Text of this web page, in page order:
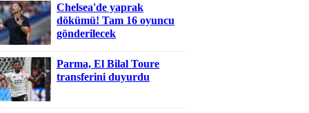
Chelsea'de yaprak
dökümü! Tam 16 oyuncu
gönderilecek
Parma, El Bilal Toure
transferini duyurdu